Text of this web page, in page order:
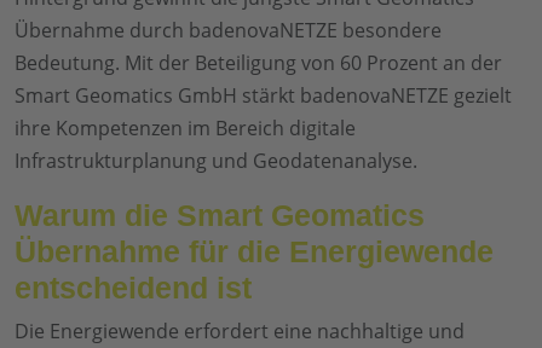
Übernahme durch badenovaNETZE besondere
Bedeutung. Mit der Beteiligung von 60 Prozent an der
Smart Geomatics GmbH stärkt badenovaNETZE gezielt
ihre Kompetenzen im Bereich digitale
Infrastrukturplanung und Geodatenanalyse.
Warum die Smart Geomatics
Übernahme für die Energiewende
entscheidend ist
Die Energiewende erfordert eine nachhaltige und